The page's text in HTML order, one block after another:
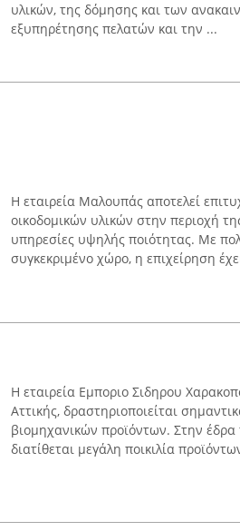
υλικών, της δόμησης και των
εξυπηρέτησης πελατών και την ...
Η εταιρεία Μαλουπάς αποτελεί
οικοδομικών υλικών στην περιοχή
υπηρεσίες υψηλής ποιότητας. Με
συγκεκριμένο χώρο, η επιχείρηση
Η εταιρεία Εμποριο Σιδηρου
Αττικής, δραστηριοποιείται
βιομηχανικών προϊόντων. Στην
διατίθεται μεγάλη ποικιλία